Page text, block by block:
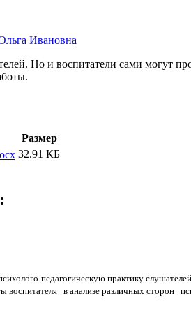
Ивановна
Но и воспитатели сами могут
Размер
32.91 КБ
педагогическую практику
в анализе различных сторон